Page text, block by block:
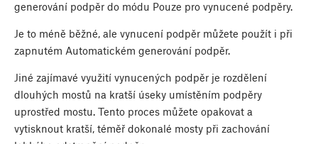
generování podpěr do módu Pouze pro vynucené podpěry.
Je to méně běžné, ale vynucení podpěr můžete použít i při
zapnutém Automatickém generování podpěr.
Jiné zajímavé využití vynucených podpěr je rozdělení
dlouhých mostů na kratší úseky umístěním podpěry
uprostřed mostu. Tento proces můžete opakovat a
vytisknout kratší, téměř dokonalé mosty při zachování